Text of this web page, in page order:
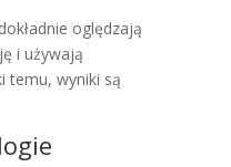
oględzają
i używają
temu, wyniki są